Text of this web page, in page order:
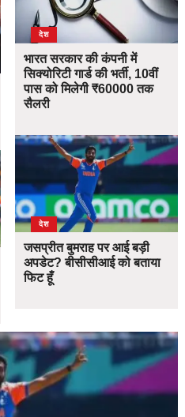
देश
भारत सरकार की कंपनी में
सिक्योरिटी गार्ड की भर्ती, 10वीं
पास को मिलेगी ₹60000 तक
सैलरी
देश
जसप्रीत बुमराह पर आई बड़ी
अपडेट? बीसीसीआई को बताया
फिट हूँ